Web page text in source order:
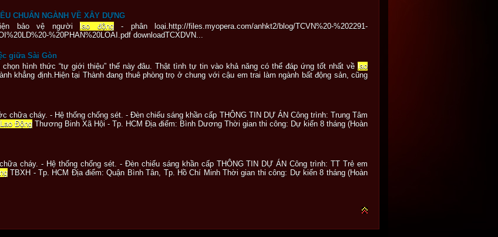
CHUẨN NGÀNH VỀ XÂY DỰNG
tiện bảo vệ ngườilao động- phân loại.http://files.myopera.com/anhkt2/blog/TCVN%20-%202291-
%20PHAN%20LOAI.pdf downloadTCXDVN...
giữa Sài Gòn
chọn hình thức “tự giới thiệu” thế này đâu. Thật tình tự tin vào khả năng có thể đáp ứng tốt nhất về lao
khẳng định.Hiện tại Thành đang thuê phòng trọ ở chung với cậu em trai làm ngành bất động sản, cũng
chữa cháy. - Hệ thống chống sét. - Đèn chiếu sáng khần cấp THÔNG TIN DỰ ÁN Công trình: Trung Tâm
Lao Động Thương Binh Xã Hội - Tp. HCM Địa điểm: Bình Dương Thời gian thi công: Dự kiến 8 tháng (Hoàn
cháy. - Hệ thống chống sét. - Đèn chiếu sáng khần cấp THÔNG TIN DỰ ÁN Công trình: TT Trẻ em
TBXH - Tp. HCM Địa điểm: Quận Bình Tân, Tp. Hồ Chí Minh Thời gian thi công: Dự kiến 8 tháng (Hoàn